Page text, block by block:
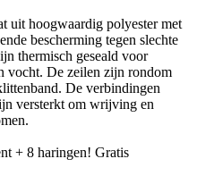
uit hoogwaardig polyester met
bescherming tegen slechte
thermisch geseald voor
vocht. De zeilen zijn rondom
De verbindingen
versterkt om wrijving en
+ 8 haringen! Gratis